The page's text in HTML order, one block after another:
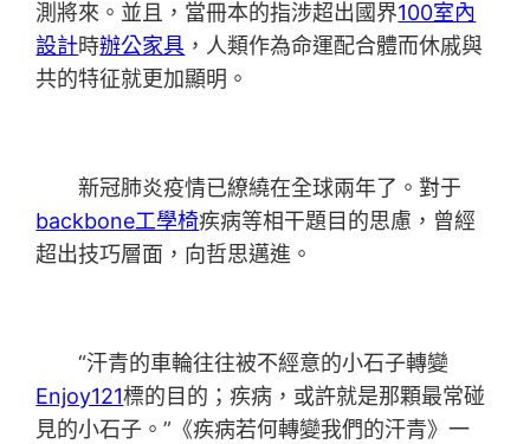
測將來。並且，當冊本的指涉超出國界100室內
設計時辦公家具 ，人類作為命運配合體而休戚與
共的特征就更加顯明。
新冠肺炎疫情已繚繞在全球兩年了。對于
backbone工學椅疾病等相干題目的思慮，曾經
超出技巧層面，向哲思邁進。
“汗青的車輪往往被不經意的小石子轉變
Enjoy121標的目的；疾病，或許就是那顆最常碰
見的小石子。”《疾病若何轉變我們的汗青》一